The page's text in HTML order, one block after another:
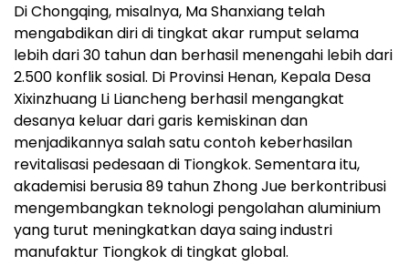
Di Chongqing, misalnya, Ma Shanxiang telah
mengabdikan diri di tingkat akar rumput selama
lebih dari 30 tahun dan berhasil menengahi lebih dari
2.500 konflik sosial. Di Provinsi Henan, Kepala Desa
Xixinzhuang Li Liancheng berhasil mengangkat
desanya keluar dari garis kemiskinan dan
menjadikannya salah satu contoh keberhasilan
revitalisasi pedesaan di Tiongkok. Sementara itu,
akademisi berusia 89 tahun Zhong Jue berkontribusi
mengembangkan teknologi pengolahan aluminium
yang turut meningkatkan daya saing industri
manufaktur Tiongkok di tingkat global.